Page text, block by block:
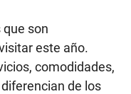
son
este año.
comodidades,
de los